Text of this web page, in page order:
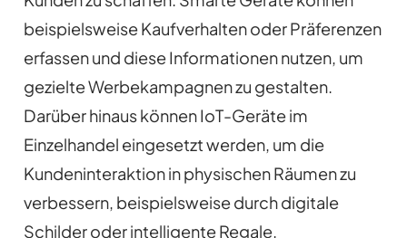
beispielsweise Kaufverhalten oder Präferenzen
erfassen und diese Informationen nutzen, um
gezielte Werbekampagnen zu gestalten.
Darüber hinaus können IoT-Geräte im
Einzelhandel eingesetzt werden, um die
Kundeninteraktion in physischen Räumen zu
verbessern, beispielsweise durch digitale
Schilder oder intelligente Regale.